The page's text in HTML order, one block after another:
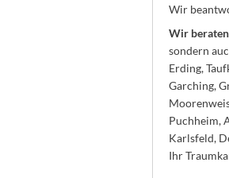
Wir
Wir
sondern
Erding,
Garching,
Puchheim,
Karlsfeld,
Ihr